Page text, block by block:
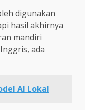
digunakan
hasil akhirnya
mandiri
ada
AI Lokal